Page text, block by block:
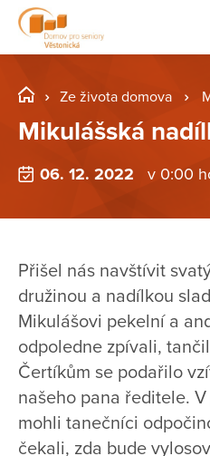
Ze života domova
Mikulášská
06. 12. 2022 v 0:00
Přišel nás navštívit
družinou a nadílkou
Mikulášovi pekelní a
odpoledne zpívali,
Čertíkům se podařilo
našeho pana ředitele.
mohli tanečníci
čekali, zda bude